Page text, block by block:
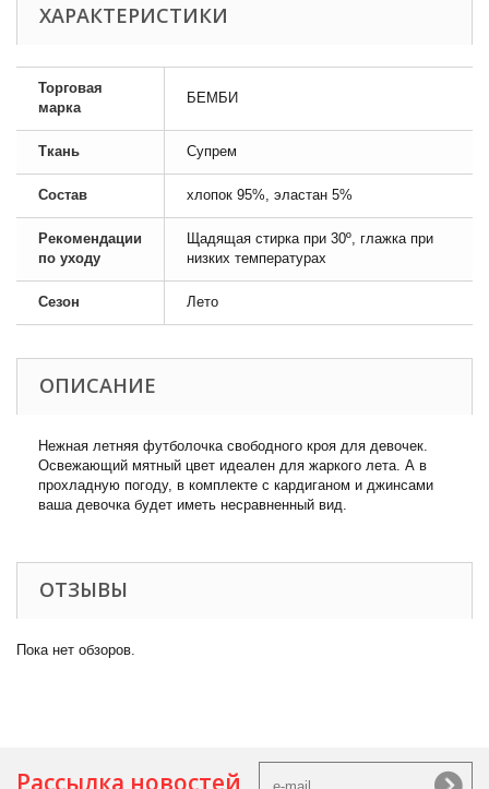
ХАРАКТЕРИСТИКИ
Торговая
марка
БЕМБИ
Ткань Супрем
Состав хлопок 95%, эластан 5%
Рекомендации
по уходу
Щадящая стирка при 30º, глажка при
низких температурах
Сезон Лето
ОПИСАНИЕ
Нежная летняя футболочка свободного кроя для девочек.
Освежающий мятный цвет идеален для жаркого лета. А в
прохладную погоду, в комплекте с кардиганом и джинсами
ваша девочка будет иметь несравненный вид.
ОТЗЫВЫ
Пока нет обзоров.
Рассылка новостей